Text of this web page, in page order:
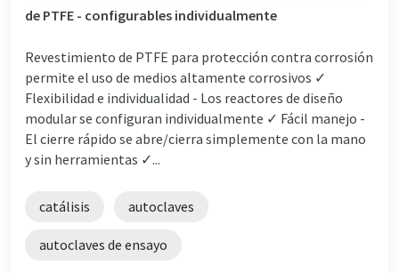
de PTFE - configurables individualmente
Revestimiento de PTFE para protección contra corrosión
permite el uso de medios altamente corrosivos ✓
Flexibilidad e individualidad - Los reactores de diseño
modular se configuran individualmente ✓ Fácil manejo -
El cierre rápido se abre/cierra simplemente con la mano
y sin herramientas ✓...
catálisis autoclaves
autoclaves de ensayo